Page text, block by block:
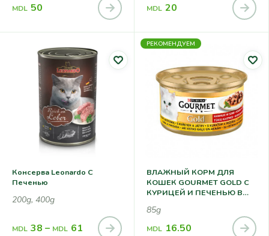
MDL 50 MDL 20
Консерва Leonardo С
Печенью
200g, 400g
MDL 38 – MDL 61
РЕКОМЕНДУЕМ
ВЛАЖНЫЙ КОРМ ДЛЯ
КОШЕК GOURMET GOLD C
КУРИЦЕЙ И ПЕЧЕНЬЮ В
85g
MDL 16.50